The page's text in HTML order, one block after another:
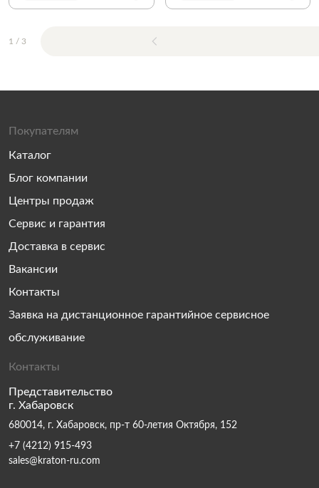
1 / 3
Покупателям
Каталог
Блог компании
Центры продаж
Сервис и гарантия
Доставка в сервис
Вакансии
Контакты
Заявка на дистанционное гарантийное сервисное
обслуживание
Контакты
Представительство
г. Хабаровск
680014, г. Хабаровск, пр-т 60-летия Октября, 152
+7 (4212) 915-493
sales@kraton-ru.com